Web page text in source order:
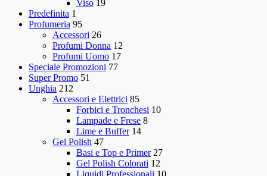
Viso 19
Predefinita 1
Profumeria 95
Accessori 26
Profumi Donna 12
Profumi Uomo 17
Speciale Promozioni 77
Super Promo 51
Unghia 212
Accessori e Elettrici 85
Forbici e Tronchesi 10
Lampade e Frese 8
Lime e Buffer 14
Gel Polish 47
Basi e Top e Primer 27
Gel Polish Colorati 12